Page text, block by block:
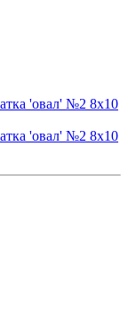
'овал' №2 8х10
'овал' №2 8х10